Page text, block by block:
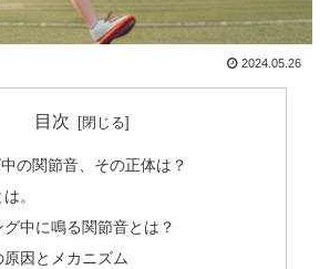
2024.05.26
目次
の関節音、その正体は？
。
グ中に鳴る関節音とは？
原因とメカニズム